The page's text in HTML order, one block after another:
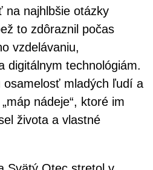
na najhlbšie otázky
to zdôraznil počas
vzdelávaniu,
digitálnym technológiám.
osamelosť mladých ľudí a
nádeje“, ktoré im
života a vlastné